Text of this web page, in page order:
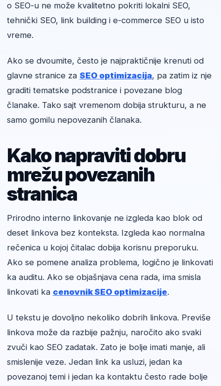
o SEO-u ne može kvalitetno pokriti lokalni SEO,
tehnički SEO, link building i e-commerce SEO u isto
vreme.
Ako se dvoumite, često je najpraktičnije krenuti od
glavne stranice za SEO optimizacija, pa zatim iz nje
graditi tematske podstranice i povezane blog
članake. Tako sajt vremenom dobija strukturu, a ne
samo gomilu nepovezanih članaka.
Kako napraviti dobru
mrežu povezanih
stranica
Prirodno interno linkovanje ne izgleda kao blok od
deset linkova bez konteksta. Izgleda kao normalna
rečenica u kojoj čitalac dobija korisnu preporuku.
Ako se pomene analiza problema, logično je linkovati
ka auditu. Ako se objašnjava cena rada, ima smisla
linkovati ka cenovnik SEO optimizacije.
U tekstu je dovoljno nekoliko dobrih linkova. Previše
linkova može da razbije pažnju, naročito ako svaki
zvuči kao SEO zadatak. Zato je bolje imati manje, ali
smislenije veze. Jedan link ka usluzi, jedan ka
povezanoj temi i jedan ka kontaktu često rade bolje